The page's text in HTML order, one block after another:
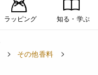
ラッピング 知る・学ぶ
その他香料